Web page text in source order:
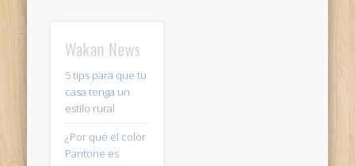
Wakan News
5 tips para que tu
casa tenga un
estilo rural
¿Por qué el color
Pantone es